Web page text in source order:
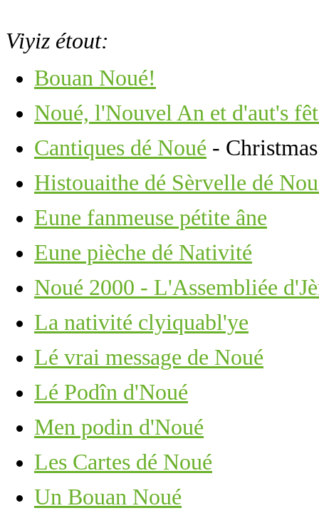
Viyiz étout:
Bouan Noué!
Noué, l'Nouvel An et d'aut's
Cantiques dé Noué -
Histouaithe dé Sèrvelle dé
Eune fanmeuse pétite âne
Eune pièche dé Nativité
Noué 2000 - L'Assembliée
La nativité clyiquabl'ye
Lé vrai message de Noué
Lé Podîn d'Noué
Men podin d'Noué
Les Cartes dé Noué
Un Bouan Noué